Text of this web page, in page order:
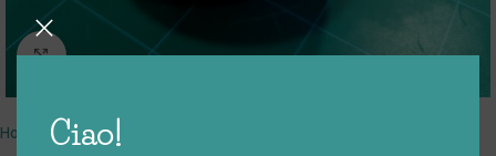
Ciao!
Click to enlarge
Home giocattoli rigenerati